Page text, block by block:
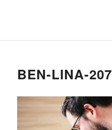
BEN-LINA-207